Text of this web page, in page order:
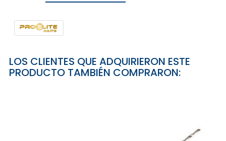
LOS CLIENTES QUE ADQUIRIERON ESTE
PRODUCTO TAMBIÉN COMPRARON: